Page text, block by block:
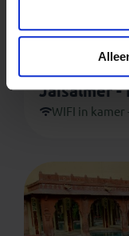
Jaisalmer
WIFI in kamer